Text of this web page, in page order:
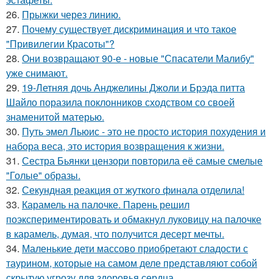
26. Прыжки через линию.
27. Почему существует дискриминация и что такое
"Привилегии Красоты"?
28. Они возвращают 90-е - новые "Спасатели Малибу"
уже снимают.
29. 19-Летняя дочь Анджелины Джоли и Брэда питта
Шайло поразила поклонников сходством со своей
знаменитой матерью.
30. Путь эмел Льюис - это не просто история похудения и
набора веса, это история возвращения к жизни.
31. Сестра Бьянки цензори повторила её самые смелые
"Голые" образы.
32. Секундная реакция от жуткого финала отделила!
33. Карамель на палочке. Парень решил
поэкспериментировать и обмакнул луковицу на палочке
в карамель, думая, что получится десерт мечты.
34. Маленькие дети массово приобретают сладости с
таурином, которые на самом деле представляют собой